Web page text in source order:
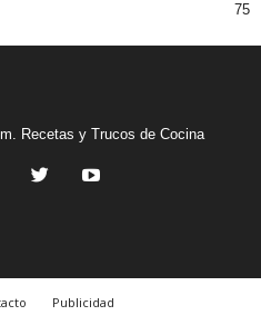
75
Recetas y Trucos de Cocina
Publicidad